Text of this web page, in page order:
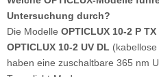
Untersuchung durch?
Die Modelle OPTICLUX 10-2 P
OPTICLUX 10-2 UV DL
haben eine zuschaltbare 365 nm